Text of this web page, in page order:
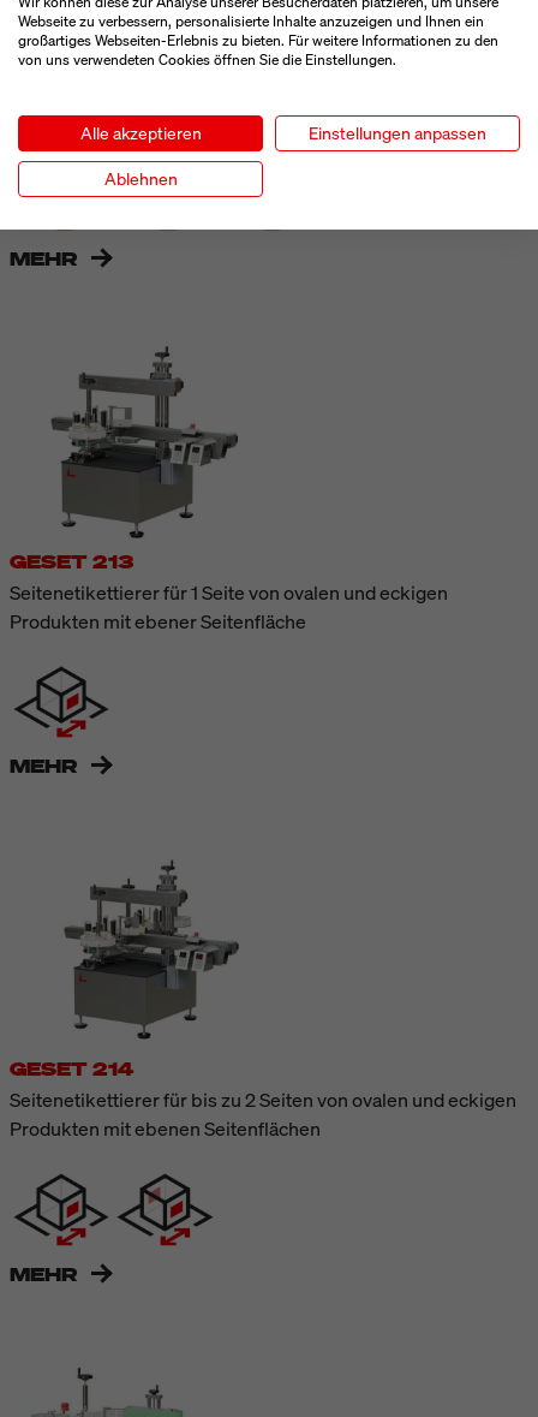
GESET 249
verschließt (D-Wrap)
MEHR
GESET 213
Seitenetikettierer für 1 Seite von ovalen und eckigen
Produkten mit ebener Seitenfläche
MEHR
GESET 214
Seitenetikettierer für bis zu 2 Seiten von ovalen und eckigen
Produkten mit ebenen Seitenflächen
MEHR
Webseite zu verbessern, personalisierte Inhalte anzuzeigen und Ihnen ein
großartiges Webseiten-Erlebnis zu bieten. Für weitere Informationen zu den
von uns verwendeten Cookies öffnen Sie die Einstellungen.
Alle akzeptieren Einstellungen anpassen
Ablehnen